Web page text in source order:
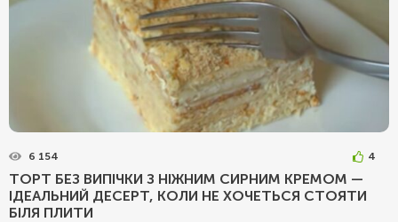
6 154 4
ТОРТ БЕЗ ВИПІЧКИ З НІЖНИМ СИРНИМ КРЕМОМ —
ІДЕАЛЬНИЙ ДЕСЕРТ, КОЛИ НЕ ХОЧЕТЬСЯ СТОЯТИ
БІЛЯ ПЛИТИ